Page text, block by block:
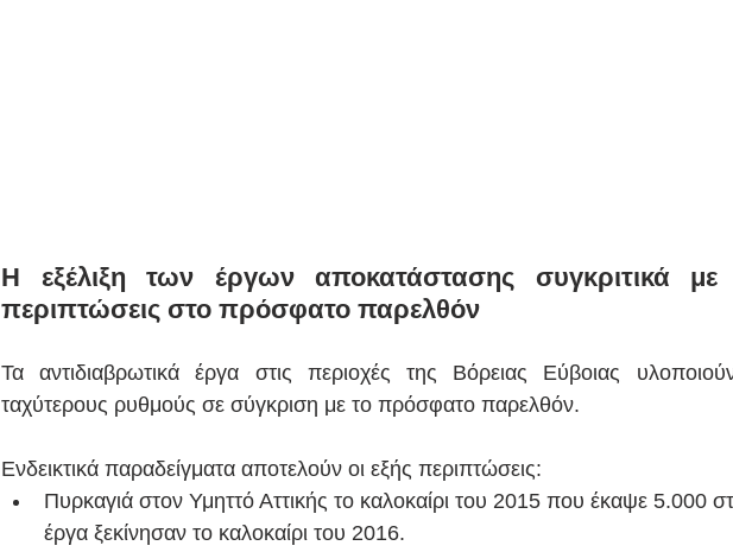
Η εξέλιξη των έργων αποκατάστασης συγκριτικά με
περιπτώσεις στο πρόσφατο παρελθόν
Τα αντιδιαβρωτικά έργα στις περιοχές της Βόρειας Εύβοιας
ταχύτερους ρυθμούς σε σύγκριση με το πρόσφατο παρελθόν.
Ενδεικτικά παραδείγματα αποτελούν οι εξής περιπτώσεις:
Πυρκαγιά στον Υμηττό Αττικής το καλοκαίρι του 2015 που έκαψε 5.000
έργα ξεκίνησαν το καλοκαίρι του 2016.